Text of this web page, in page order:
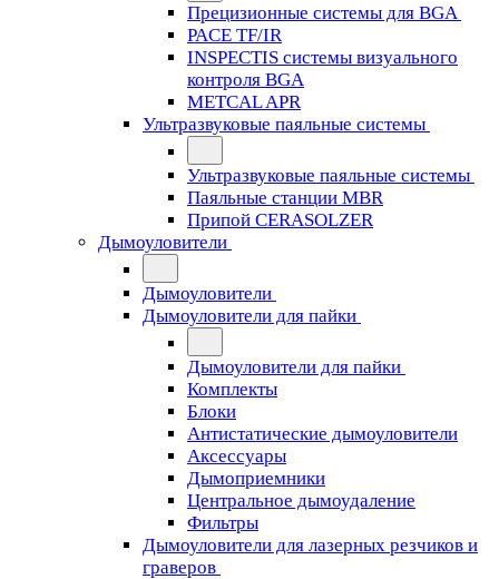
Прецизионные системы для BGA
PACE TF/IR
INSPECTIS системы визуального
контроля BGA
METCAL APR
Ультразвуковые паяльные системы
Ультразвуковые паяльные системы
Паяльные станции MBR
Припой CERASOLZER
Дымоуловители
Дымоуловители
Дымоуловители для пайки
Дымоуловители для пайки
Комплекты
Блоки
Антистатические дымоуловители
Аксессуары
Дымоприемники
Центральное дымоудаление
Фильтры
Дымоуловители для лазерных резчиков и
граверов